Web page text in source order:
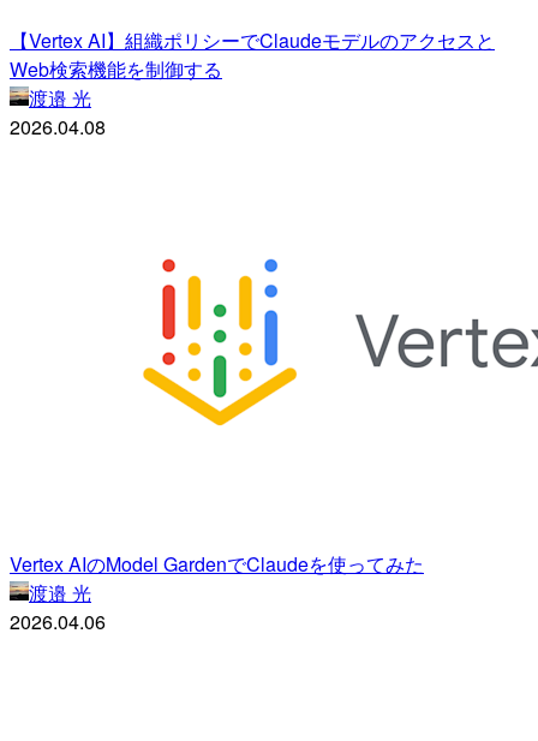
【Vertex AI】組織ポリシーでClaudeモデルのアクセスと
Web検索機能を制御する
渡邉 光
2026.04.08
Vertex AIのModel GardenでClaudeを使ってみた
渡邉 光
2026.04.06